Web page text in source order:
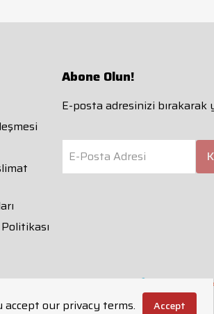
our privacy terms. Accept
Abone Olun!
E-posta adresinizi
E-Posta Adresi